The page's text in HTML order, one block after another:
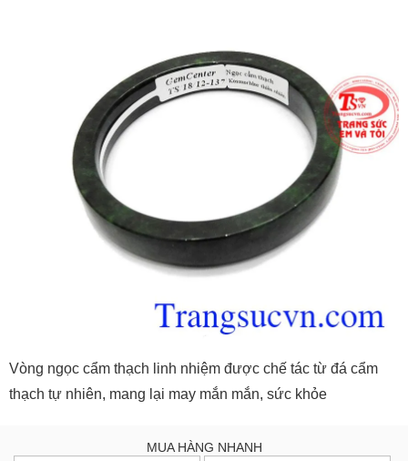
Vòng ngọc cẩm thạch linh nhiệm được chế tác từ đá cẩm
thạch tự nhiên, mang lại may mắn mắn, sức khỏe
MUA HÀNG NHANH